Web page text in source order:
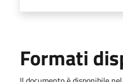
Formati